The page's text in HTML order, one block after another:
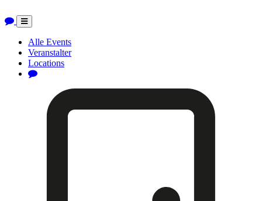
Toggle
navigation
Alle Events
Veranstalter
Locations